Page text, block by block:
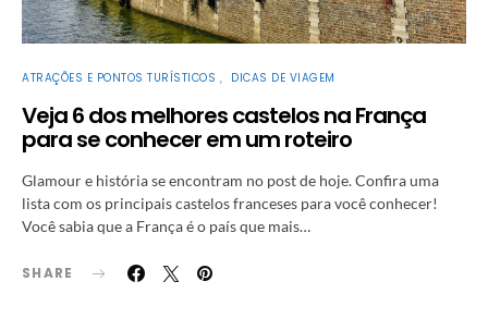
ATRAÇÕES E PONTOS TURÍSTICOS DICAS DE VIAGEM
Veja 6 dos melhores castelos na França
para se conhecer em um roteiro
Glamour e história se encontram no post de hoje. Confira uma
lista com os principais castelos franceses para você conhecer!
Você sabia que a França é o país que mais…
SHARE